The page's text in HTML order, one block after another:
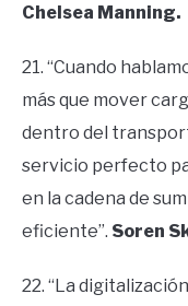
Chelsea Manning.
21. “Cuando
más que mover
dentro del
servicio perfecto
en la cadena de
eficiente”. Soren
22. “La